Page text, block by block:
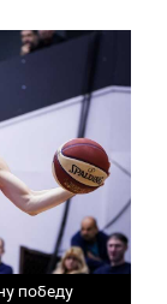
победу